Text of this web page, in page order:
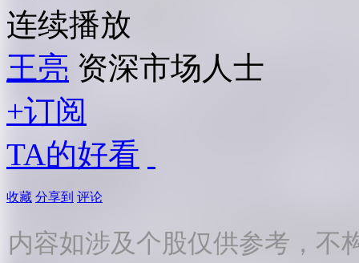
连续播放
王亮 资深市场人士
+订阅
TA的好看
收藏 分享到 评论
内容如涉及个股仅供参考，不